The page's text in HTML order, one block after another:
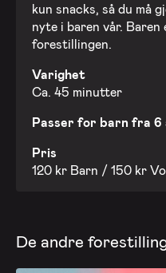
kun snacks, så du må
nyte i baren vår.
forestillingen.
Varighet
Ca. 45 minutter
Passer for barn fra 6
Pris
120 kr Barn / 150 kr
De andre